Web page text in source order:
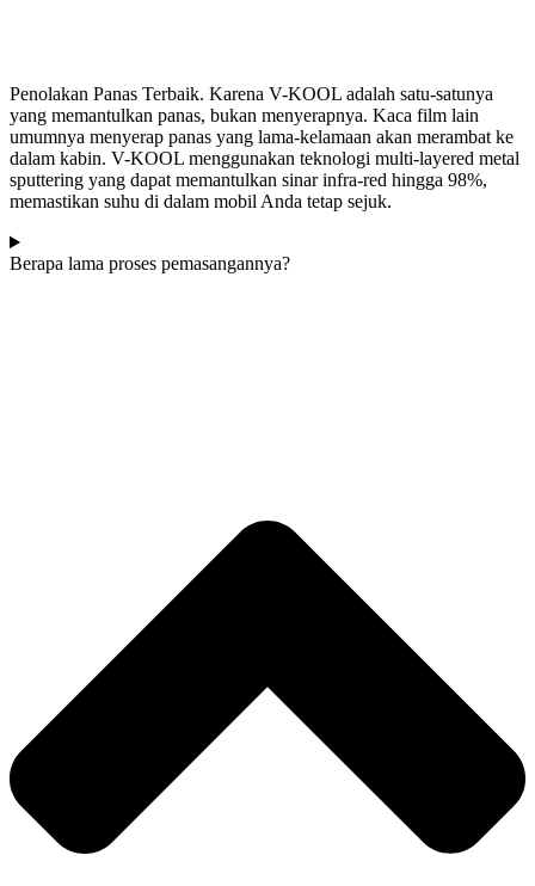
Penolakan Panas Terbaik. Karena V-KOOL adalah satu-satunya
yang memantulkan panas, bukan menyerapnya. Kaca film lain
umumnya menyerap panas yang lama-kelamaan akan merambat ke
dalam kabin. V-KOOL menggunakan teknologi multi-layered metal
sputtering yang dapat memantulkan sinar infra-red hingga 98%,
memastikan suhu di dalam mobil Anda tetap sejuk.
Berapa lama proses pemasangannya?